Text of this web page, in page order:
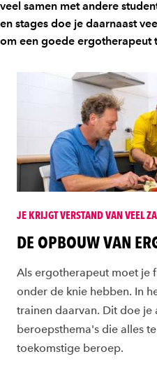
veel samen met andere
en stages doe je daarnaast
om een goede ergotherapeut
JE KRIJGT VERSTAND VAN VEEL
DE OPBOUW VAN
Als ergotherapeut moet je
onder de knie hebben. In
trainen daarvan. Dit doe je
beroepsthema's die alles
toekomstige beroep.